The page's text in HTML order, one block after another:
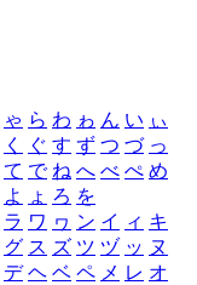
ゃ ら わ ゎ ん い ぃ
く ぐ す ず つ づ っ
て で ね へ べ ぺ め
よ ょ ろ を
ラ ワ ヮ ン イ ィ キ
グ ス ズ ツ ヅ ッ ヌ
デ ヘ ベ ペ メ レ オ